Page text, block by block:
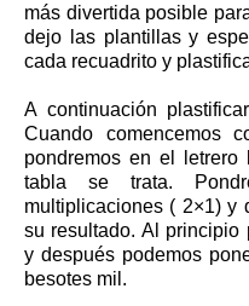
más divertida posible
dejo las plantillas y
cada recuadrito y
A continuación
Cuando comencemos
pondremos en el
tabla se trata.
multiplicaciones ( 2×1) y
su resultado. Al principio
y después podemos
besotes mil.